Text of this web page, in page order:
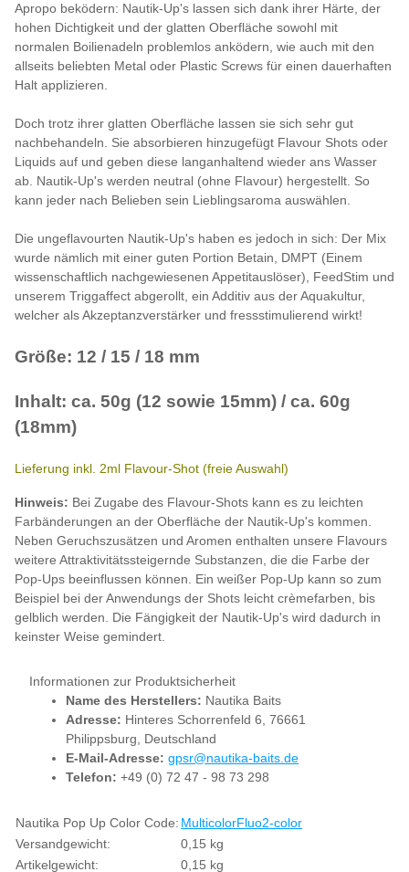
Apropo beködern: Nautik-Up's lassen sich dank ihrer Härte, der
hohen Dichtigkeit und der glatten Oberfläche sowohl mit
normalen Boilienadeln problemlos anködern, wie auch mit den
allseits beliebten Metal oder Plastic Screws für einen dauerhaften
Halt applizieren.
Doch trotz ihrer glatten Oberfläche lassen sie sich sehr gut
nachbehandeln. Sie absorbieren hinzugefügt Flavour Shots oder
Liquids auf und geben diese langanhaltend wieder ans Wasser
ab. Nautik-Up's werden neutral (ohne Flavour) hergestellt. So
kann jeder nach Belieben sein Lieblingsaroma auswählen.
Die ungeflavourten Nautik-Up's haben es jedoch in sich: Der Mix
wurde nämlich mit einer guten Portion Betain, DMPT (Einem
wissenschaftlich nachgewiesenen Appetitauslöser), FeedStim und
unserem Triggaffect abgerollt, ein Additiv aus der Aquakultur,
welcher als Akzeptanzverstärker und fressstimulierend wirkt!
Größe: 12 / 15 / 18 mm
Inhalt: ca. 50g (12 sowie 15mm) / ca. 60g
(18mm)
Lieferung inkl. 2ml Flavour-Shot (freie Auswahl)
Hinweis: Bei Zugabe des Flavour-Shots kann es zu leichten
Farbänderungen an der Oberfläche der Nautik-Up's kommen.
Neben Geruchszusätzen und Aromen enthalten unsere Flavours
weitere Attraktivitätssteigernde Substanzen, die die Farbe der
Pop-Ups beeinflussen können. Ein weißer Pop-Up kann so zum
Beispiel bei der Anwendungs der Shots leicht crèmefarben, bis
gelblich werden. Die Fängigkeit der Nautik-Up's wird dadurch in
keinster Weise gemindert.
Informationen zur Produktsicherheit
Name des Herstellers: Nautika Baits
Adresse: Hinteres Schorrenfeld 6, 76661
Philippsburg, Deutschland
E-Mail-Adresse: gpsr@nautika-baits.de
Telefon: +49 (0) 72 47 - 98 73 298
Produkteigenschaft
Wert
Nautika Pop Up Color Code: MulticolorFluo2-color
Versandgewicht:
0,15 kg
Artikelgewicht:
0,15 kg